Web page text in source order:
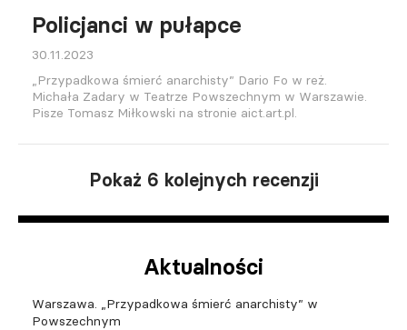
Policjanci w pułapce
30.11.2023
„Przypadkowa śmierć anarchisty” Dario Fo w reż.
Michała Zadary w Teatrze Powszechnym w Warszawie.
Pisze Tomasz Miłkowski na stronie aict.art.pl.
Pokaż 6 kolejnych recenzji
Aktualności
Warszawa. „Przypadkowa śmierć anarchisty” w
Powszechnym